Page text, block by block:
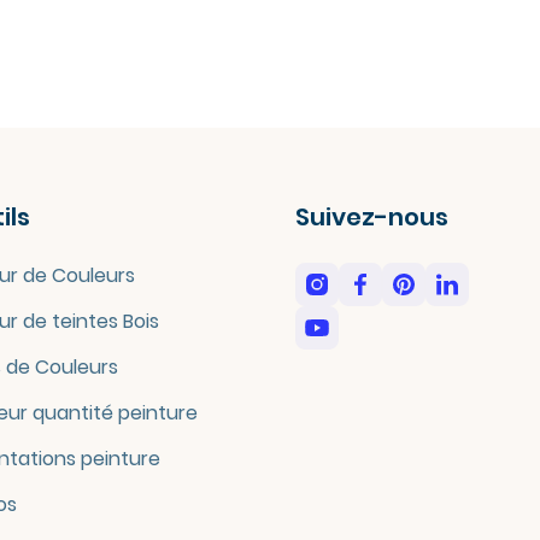
de Couleurs
de teintes Bois
Couleurs
quantité peinture
peinture
Suivez-nous